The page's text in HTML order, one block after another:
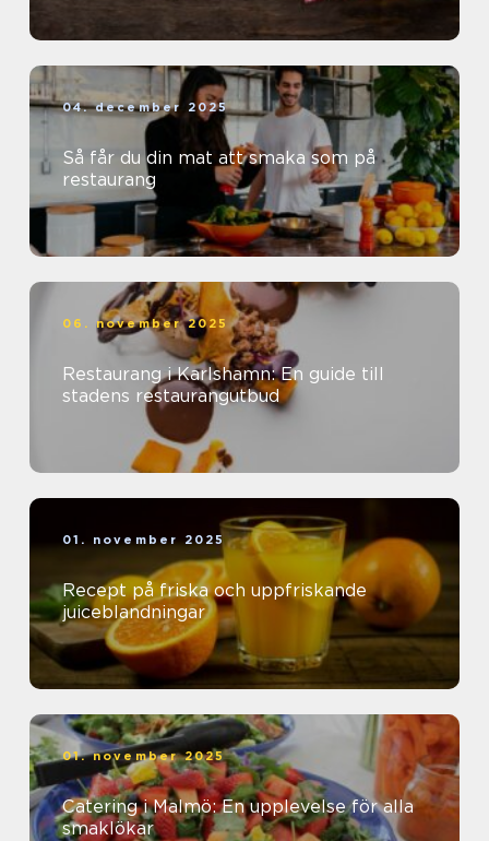
04. december 2025
Så får du din mat att smaka som på
restaurang
06. november 2025
Restaurang i Karlshamn: En guide till
stadens restaurangutbud
01. november 2025
Recept på friska och uppfriskande
juiceblandningar
01. november 2025
Catering i Malmö: En upplevelse för alla
smaklökar